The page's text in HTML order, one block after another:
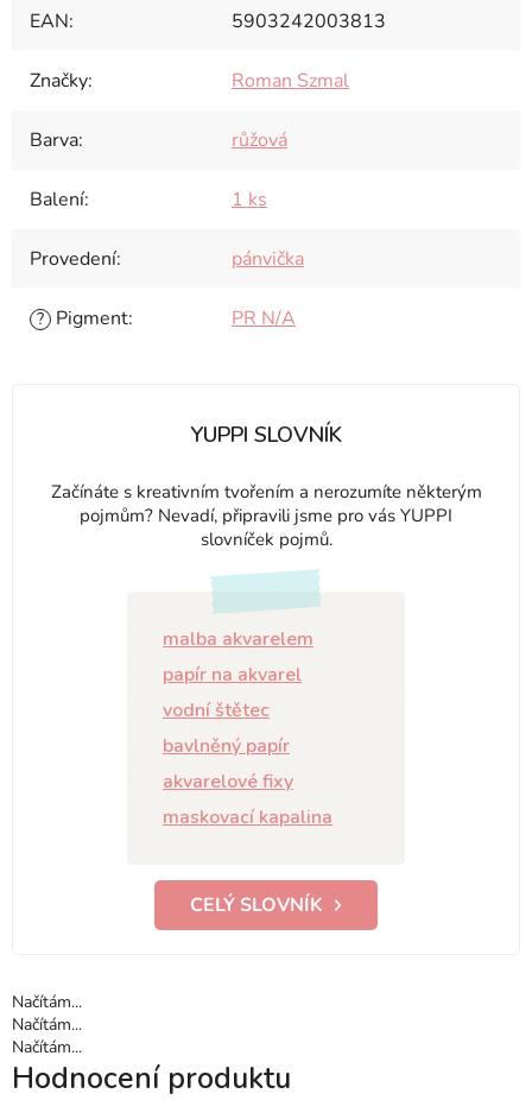
EAN: 5903242003813
Značky: Roman Szmal
Barva: růžová
Balení: 1 ks
Provedení: pánvička
? Pigment: PR N/A
YUPPI SLOVNÍK
Začínáte s kreativním tvořením a nerozumíte některým
pojmům? Nevadí, připravili jsme pro vás YUPPI
slovníček pojmů.
malba akvarelem
papír na akvarel
vodní štětec
bavlněný papír
akvarelové fixy
maskovací kapalina
CELÝ SLOVNÍK
Načítám...
Načítám...
Načítám...
Hodnocení produktu